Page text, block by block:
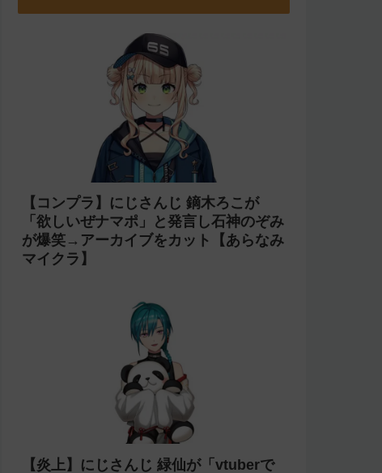
【コンプラ】にじさんじ 鏑木ろこが
「欲しいぜナマポ」と発言し石神のぞみ
が爆笑→アーカイブをカット【あらなみ
マイクラ】
【炎上】にじさんじ 緑仙が「vtuberで